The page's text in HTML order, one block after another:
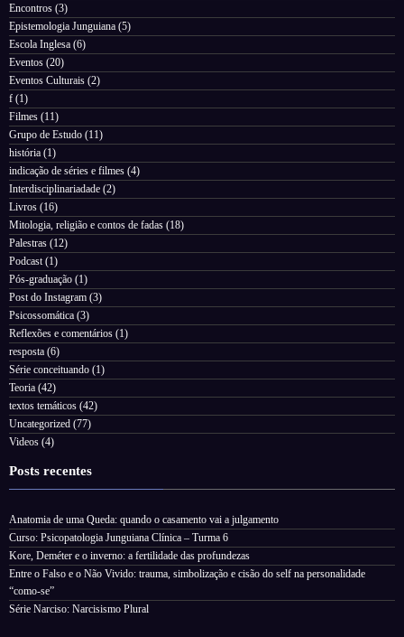
Encontros (3)
Epistemologia Junguiana (5)
Escola Inglesa (6)
Eventos (20)
Eventos Culturais (2)
f (1)
Filmes (11)
Grupo de Estudo (11)
história (1)
indicação de séries e filmes (4)
Interdisciplinariadade (2)
Livros (16)
Mitologia, religião e contos de fadas (18)
Palestras (12)
Podcast (1)
Pós-graduação (1)
Post do Instagram (3)
Psicossomática (3)
Reflexões e comentários (1)
resposta (6)
Série conceituando (1)
Teoria (42)
textos temáticos (42)
Uncategorized (77)
Videos (4)
Posts recentes
Anatomia de uma Queda: quando o casamento vai a julgamento
Curso: Psicopatologia Junguiana Clínica – Turma 6
Kore, Deméter e o inverno: a fertilidade das profundezas
Entre o Falso e o Não Vivido: trauma, simbolização e cisão do self na personalidade
“como-se”
Série Narciso: Narcisismo Plural